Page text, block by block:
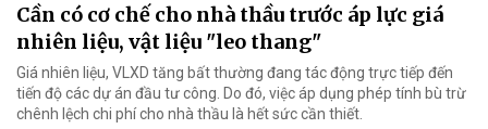
Cần có cơ chế cho nhà thầu trước áp lực giá
nhiên liệu, vật liệu "leo thang"
Giá nhiên liệu, VLXD tăng bất thường đang tác động trực tiếp đến
tiến độ các dự án đầu tư công. Do đó, việc áp dụng phép tính bù trừ
chênh lệch chi phí cho nhà thầu là hết sức cần thiết.